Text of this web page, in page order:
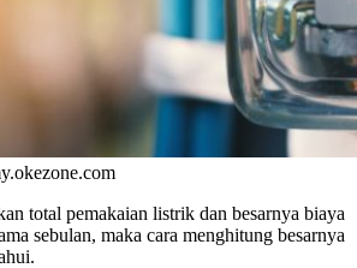
total pemakaian listrik dan besarnya biaya
sebulan, maka cara menghitung besarnya